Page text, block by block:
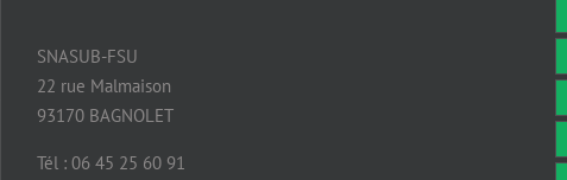
SNASUB-FSU
22 rue Malmaison
93170 BAGNOLET
Tél : 06 45 25 60 91